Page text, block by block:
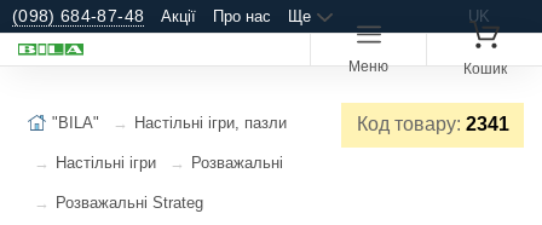
(098) 684-87-48 Акції Про нас Ще UK
Меню Кошик
Код товару: 2341
"BILA" Настільні ігри, пазли
Настільні ігри Розважальні
Розважальні Strateg